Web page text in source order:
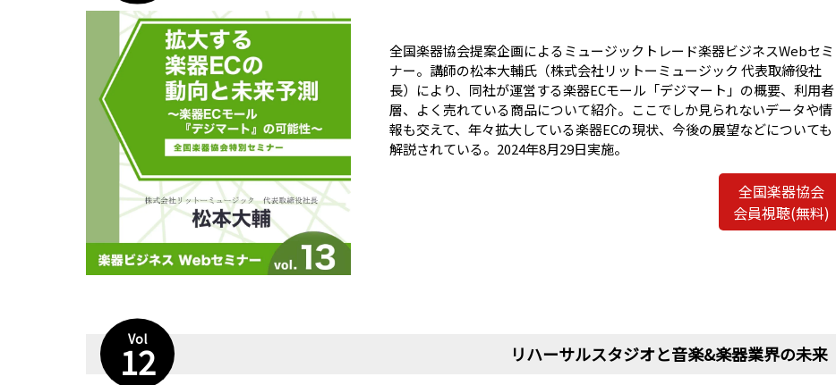
全国楽器協会提案企画によるミュージックトレード楽器ビジネスWebセミ
ナー。講師の松本大輔氏（株式会社リットーミュージック 代表取締役社
長）により、同社が運営する楽器ECモール「デジマート」の概要、利用者
層、よく売れている商品について紹介。ここでしか見られないデータや情
報も交えて、年々拡大している楽器ECの現状、今後の展望などについても
解説されている。2024年8月29日実施。
全国楽器協会
会員視聴(無料)
Vol
12 リハーサルスタジオと音楽&楽器業界の未来